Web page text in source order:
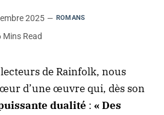
2025 ROMANS
Mins Read
de Rainfolk, nous
d’une œuvre qui, dès son
dualité : « Des